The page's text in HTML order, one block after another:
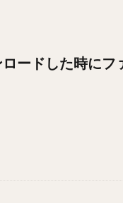
ードした時に